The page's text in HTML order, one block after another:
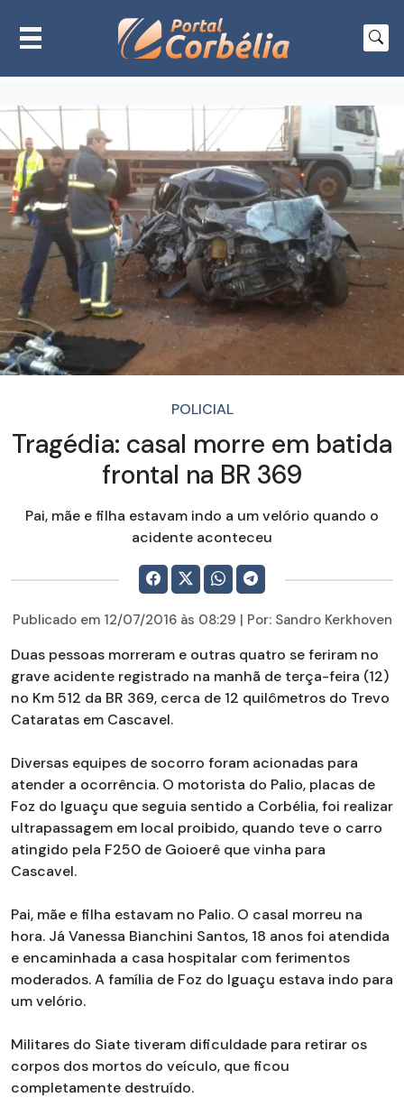
POLICIAL
Tragédia: casal morre em batida
frontal na BR 369
Pai, mãe e filha estavam indo a um velório quando o
acidente aconteceu
Publicado em 12/07/2016às 08:29 | Por: Sandro Kerkhoven
Duas pessoas morreram e outras quatro se feriram no
grave acidente registrado na manhã de terça-feira (12)
no Km 512 da BR 369, cerca de 12 quilômetros do Trevo
Cataratas em Cascavel.
Diversas equipes de socorro foram acionadas para
atender a ocorrência. O motorista do Palio, placas de
Foz do Iguaçu que seguia sentido a Corbélia, foi realizar
ultrapassagem em local proibido, quando teve o carro
atingido pela F250 de Goioerê que vinha para
Cascavel.
Pai, mãe e filha estavam no Palio. O casal morreu na
hora. Já Vanessa Bianchini Santos, 18 anos foi atendida
e encaminhada a casa hospitalar com ferimentos
moderados. A família de Foz do Iguaçu estava indo para
um velório.
Militares do Siate tiveram dificuldade para retirar os
corpos dos mortos do veículo, que ficou
completamente destruído.